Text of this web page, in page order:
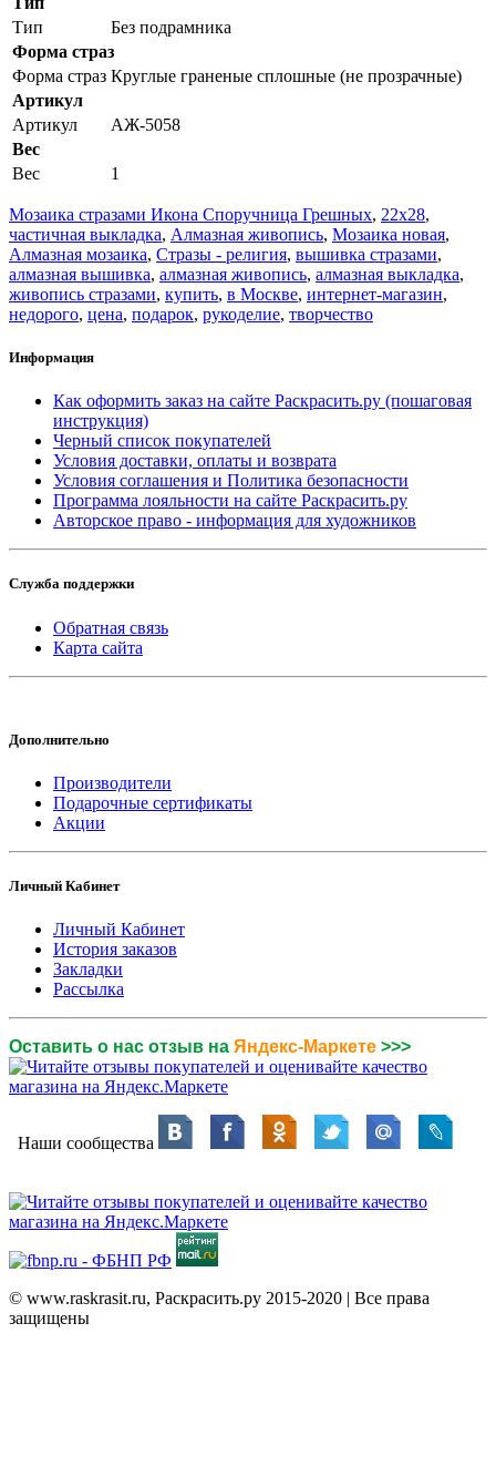
Тип
Без подрамника
Форма страз
Форма страз Круглые граненые сплошные (не прозрачные)
Артикул
Артикул
АЖ-5058
Вес
Вес
1
Мозаика стразами Икона Споручница Грешных, 22x28,
частичная выкладка, Алмазная живопись, Мозаика новая,
Алмазная мозаика, Стразы - религия, вышивка стразами,
алмазная вышивка, алмазная живопись, алмазная выкладка,
живопись стразами, купить, в Москве, интернет-магазин,
недорого, цена, подарок, рукоделие, творчество
Информация
Как оформить заказ на сайте Раскрасить.ру (пошаговая
инструкция)
Черный список покупателей
Условия доставки, оплаты и возврата
Условия соглашения и Политика безопасности
Программа лояльности на сайте Раскрасить.ру
Авторское право - информация для художников
Служба поддержки
Обратная связь
Карта сайта
Дополнительно
Производители
Подарочные сертификаты
Акции
Личный Кабинет
Личный Кабинет
История заказов
Закладки
Рассылка
Оставить о нас отзыв на Яндекс-Маркете >>>
Наши сообщества
© www.raskrasit.ru, Раскрасить.ру 2015-2020 | Все права
защищены